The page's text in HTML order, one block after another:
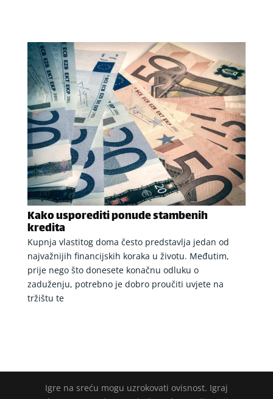
Kako usporediti ponude stambenih
kredita
Kupnja vlastitog doma često predstavlja jedan od
najvažnijih financijskih koraka u životu. Međutim,
prije nego što donesete konačnu odluku o
zaduženju, potrebno je dobro proučiti uvjete na
tržištu te
Igre na sreću mogu uzrokovati ovisnost. Igraj